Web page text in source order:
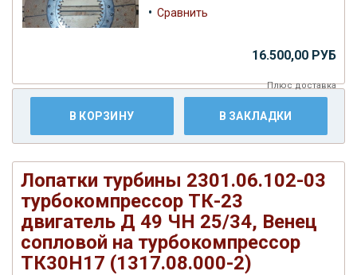
• Сравнить
16.500,00 РУБ
Плюсдоставка
В КОРЗИНУ В ЗАКЛАДКИ
Лопатки турбины 2301.06.102-03
турбокомпрессор ТК-23
двигатель Д 49 ЧН 25/34, Венец
сопловой на турбокомпрессор
ТК30Н17 (1317.08.000-2)